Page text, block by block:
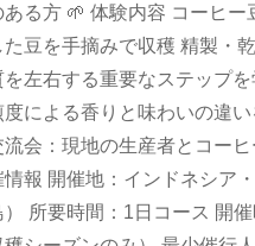
ある方 🌱 体験内容 コーヒー
た豆を手摘みで収穫 精製・
を左右する重要なステップを
度による香りと味わいの違
流会：現地の生産者とコー
情報 開催地：インドネシア
） 所要時間：1日コース 開